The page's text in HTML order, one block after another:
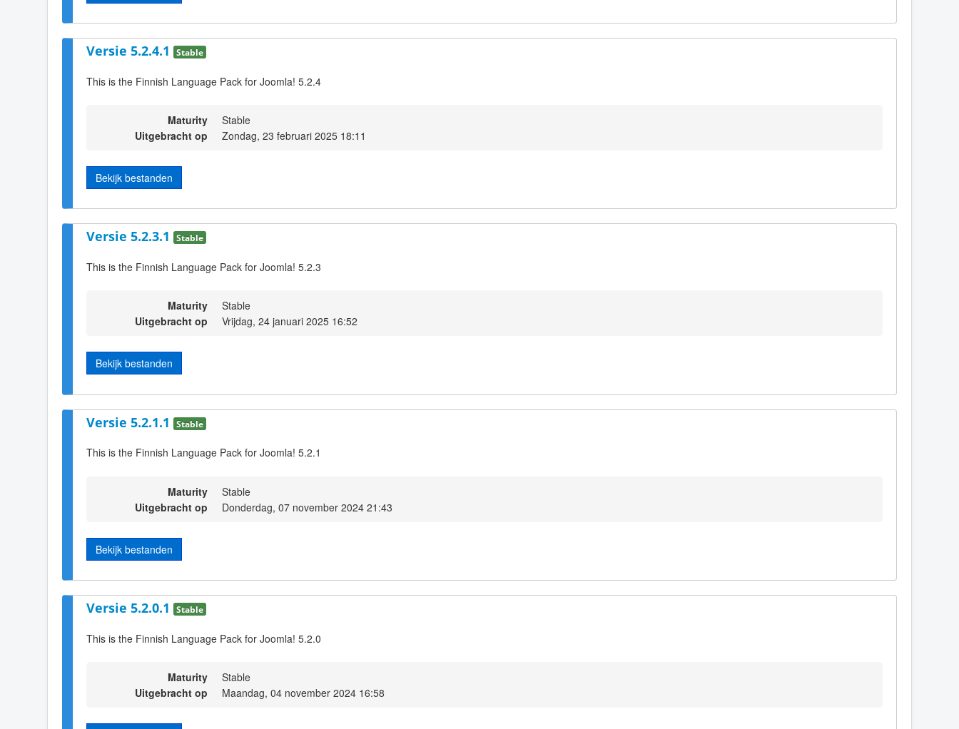
Versie 5.2.4.1 Stable
This is the Finnish Language Pack for Joomla! 5.2.4
Maturity
Stable
Uitgebracht op
Zondag, 23 februari 2025 18:11
Bekijk bestanden
Versie 5.2.3.1 Stable
This is the Finnish Language Pack for Joomla! 5.2.3
Maturity
Stable
Uitgebracht op
Vrijdag, 24 januari 2025 16:52
Bekijk bestanden
Versie 5.2.1.1 Stable
This is the Finnish Language Pack for Joomla! 5.2.1
Maturity
Stable
Uitgebracht op
Donderdag, 07 november 2024 21:43
Bekijk bestanden
Versie 5.2.0.1 Stable
This is the Finnish Language Pack for Joomla! 5.2.0
Maturity
Stable
Uitgebracht op
Maandag, 04 november 2024 16:58